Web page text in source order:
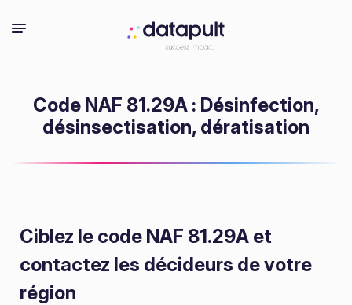
Code NAF 81.29A : Désinfection,
désinsectisation, dératisation
Ciblez le code NAF 81.29A et
contactez les décideurs de votre
région